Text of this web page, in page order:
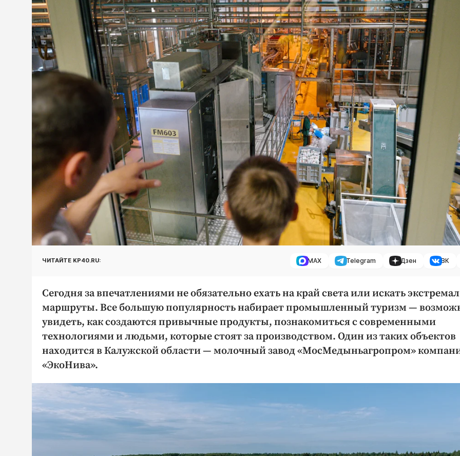
ЧИТАЙТЕ KP40.RU: MAX Telegram Дзен ВК
Сегодня за впечатлениями не обязательно ехать на край света или искать
маршруты. Все большую популярность набирает промышленный туризм —
увидеть, как создаются привычные продукты, познакомиться с современными
технологиями и людьми, которые стоят за производством. Один из таких объектов
находится в Калужской области — молочный завод «МосМедыньагропром»
«ЭкоНива».